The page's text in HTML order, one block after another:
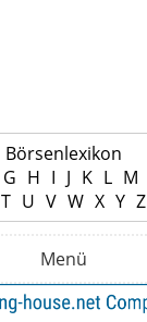
Börsenlexikon
G H I J K L M
T U V W X Y Z
Menü